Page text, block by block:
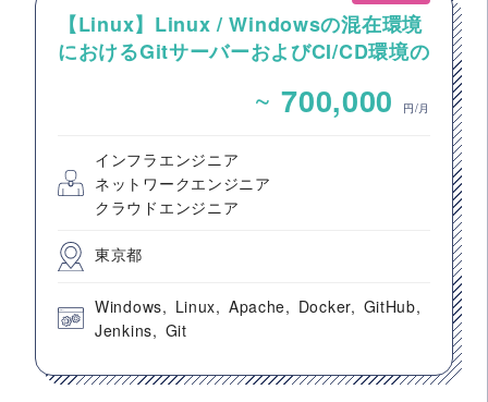
【Linux】Linux / Windowsの混在環境
におけるGitサーバーおよびCI/CD環境の
~ 700,000 円/月
インフラエンジニア
ネットワークエンジニア
クラウドエンジニア
東京都
Windows Linux Apache Docker
GitHub
Jenkins
Git